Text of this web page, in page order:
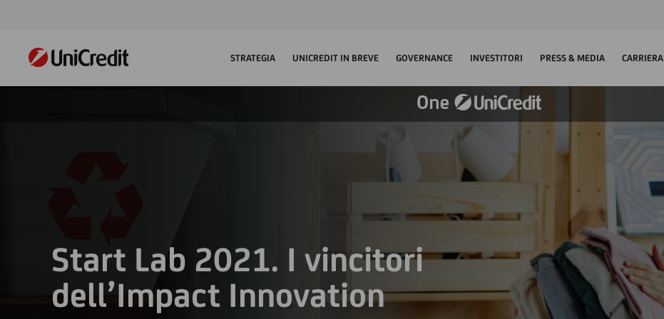
STRATEGIA UNICREDIT IN BREVE GOVERNANCE INVESTITORI PRESS & MEDIA CARRIERA
Start Lab 2021. I vincitori
dell’Impact Innovation